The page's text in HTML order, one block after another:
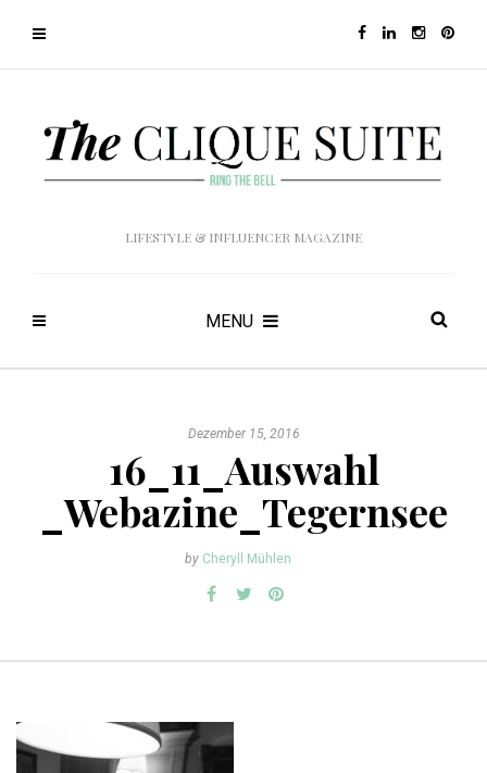
LIFESTYLE & INFLUENCER MAGAZINE
MENU
Dezember 15, 2016
16_11_Auswahl
_Webazine_Tegernsee
by Cheryll Mühlen